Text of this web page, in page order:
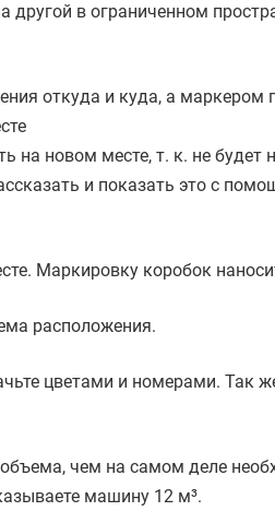
в ограниченном
откуда и куда, а
на новом месте, т. к. не будет
и показать это с
Маркировку коробок
расположения.
цветами и номерами. Так
чем на самом деле
машину 12 м³.